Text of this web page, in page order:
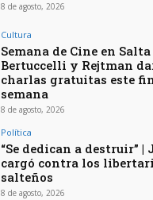
8 de agosto, 2026
Cultura
Semana de Cine en Salta
Bertuccelli y Rejtman
charlas gratuitas este
semana
8 de agosto, 2026
Política
“Se dedican a destruir” |
cargó contra los
salteños
8 de agosto, 2026